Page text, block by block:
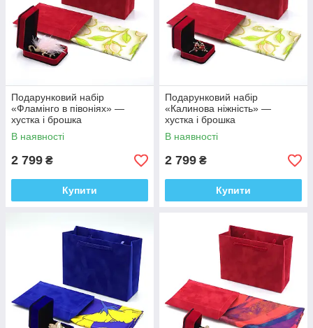
Подарунковий набір
«Фламінго в півоніях» —
хустка і брошка
В наявності
2 799 ₴
Купити
Подарунковий набір
«Калинова ніжність» —
хустка і брошка
В наявності
2 799 ₴
Купити